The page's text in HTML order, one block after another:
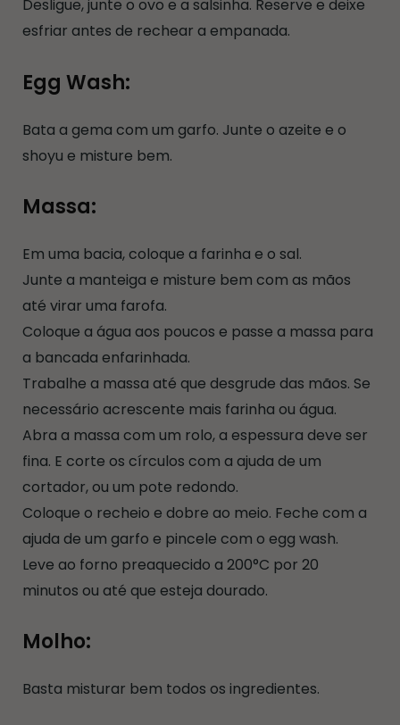
Desligue, junte o ovo e a salsinha. Reserve e deixe
esfriar antes de rechear a empanada.
Egg Wash:
Bata a gema com um garfo. Junte o azeite e o
shoyu e misture bem.
Massa:
Em uma bacia, coloque a farinha e o sal.
Junte a manteiga e misture bem com as mãos
até virar uma farofa.
Coloque a água aos poucos e passe a massa para
a bancada enfarinhada.
Trabalhe a massa até que desgrude das mãos. Se
necessário acrescente mais farinha ou água.
Abra a massa com um rolo, a espessura deve ser
fina. E corte os círculos com a ajuda de um
cortador, ou um pote redondo.
Coloque o recheio e dobre ao meio. Feche com a
ajuda de um garfo e pincele com o egg wash.
Leve ao forno preaquecido a 200°C por 20
minutos ou até que esteja dourado.
Molho:
Basta misturar bem todos os ingredientes.